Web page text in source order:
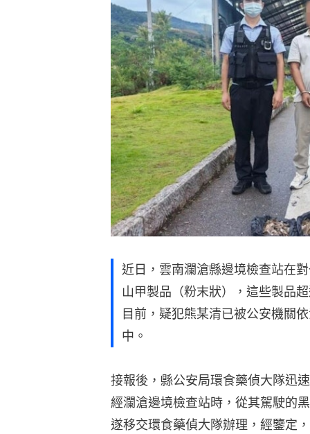
近日，雲南瀾滄縣邊境檢查站在
山甲製品（粉末狀），這些製品
目前，疑犯熊某清已被公安機關
中。
接報後，縣公安局環食藥偵大隊迅
經瀾滄邊境檢查站時，從其駕駛的
遂移交環食藥偵大隊辦理，經鑒定